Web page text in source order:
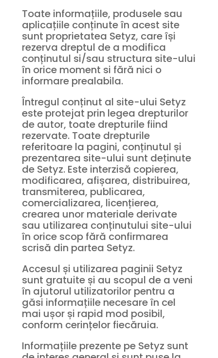
Toate informațiile, produsele sau
aplicațiile conținute în acest site
sunt proprietatea Setyz, care își
rezerva dreptul de a modifica
conținutul si/sau structura site-ului
în orice moment si fără nici o
informare prealabila.
Întregul conținut al site-ului Setyz
este protejat prin legea drepturilor
de autor, toate drepturile fiind
rezervate. Toate drepturile
referitoare la pagini, conținutul și
prezentarea site-ului sunt deținute
de Setyz. Este interzisă copierea,
modificarea, afișarea, distribuirea,
transmiterea, publicarea,
comercializarea, licențierea,
crearea unor materiale derivate
sau utilizarea conținutului site-ului
în orice scop fără confirmarea
scrisă din partea Setyz.
Accesul și utilizarea paginii Setyz
sunt gratuite și au scopul de a veni
în ajutorul utilizatorilor pentru a
găsi informațiile necesare în cel
mai ușor și rapid mod posibil,
conform cerințelor fiecăruia.
Informațiile prezente pe Setyz sunt